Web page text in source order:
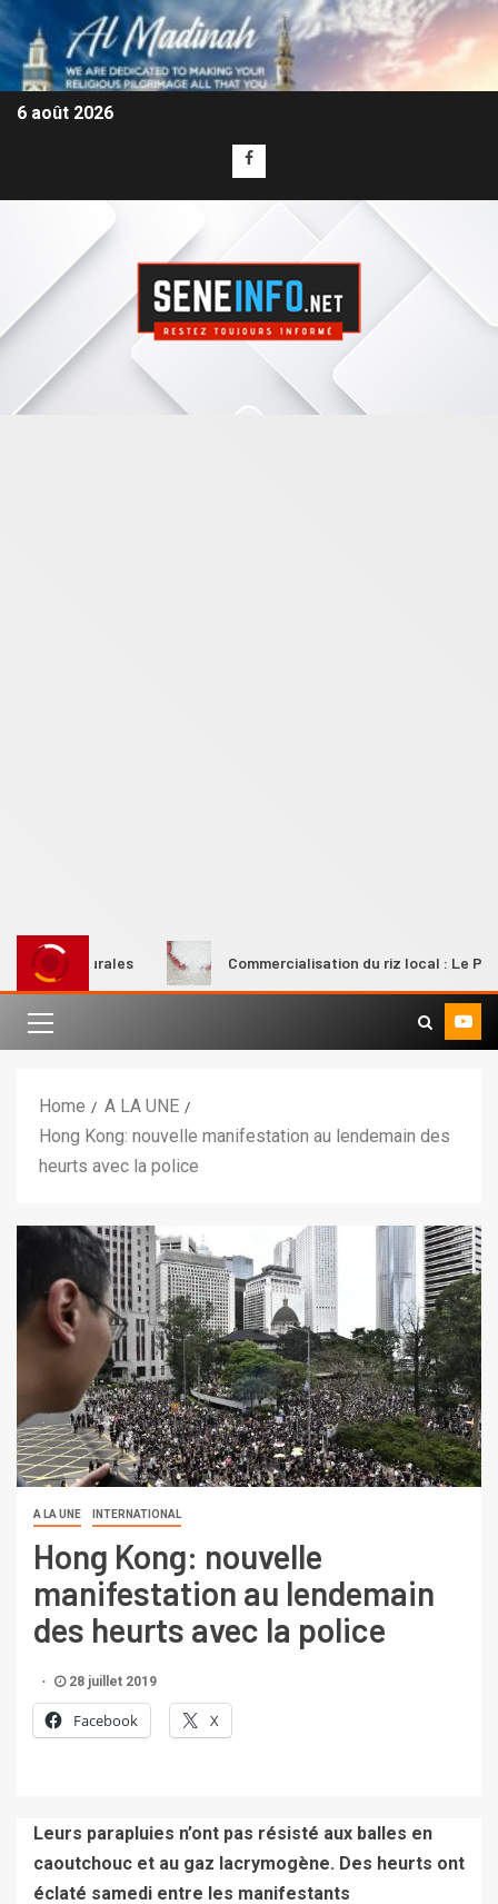
6 août 2026
rurales Commercialisation du riz local : Le Premier
Home
A LA UNE
Hong Kong: nouvelle manifestation au lendemain des
heurts avec la police
A LA UNE INTERNATIONAL
Hong Kong: nouvelle
manifestation au lendemain
des heurts avec la police
28 juillet 2019
Facebook X
Leurs parapluies n’ont pas résisté aux balles en
caoutchouc et au gaz lacrymogène. Des heurts ont
éclaté samedi entre les manifestants